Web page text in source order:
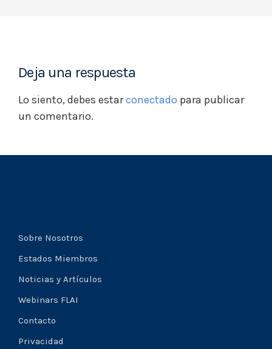
Deja una respuesta
Lo siento, debes estarconectado para publicar
un comentario.
Sobre Nosotros
Estados Miembros
Noticias y Artículos
Webinars FLAI
Contacto
Privacidad